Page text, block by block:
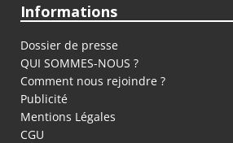
Informations
Dossier de presse
QUI SOMMES-NOUS ?
Comment nous rejoindre ?
Publicité
Mentions Légales
CGU